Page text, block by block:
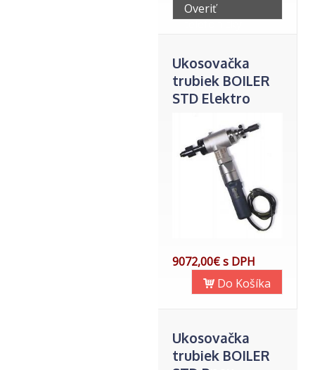
Overiť
telefonicky
Ukosovačka
trubiek BOILER
STD Elektro
9072,00€ s DPH
Do Košíka
Ukosovačka
trubiek BOILER